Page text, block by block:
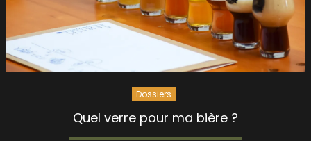
Dossiers
Quel verre pour ma bière ?